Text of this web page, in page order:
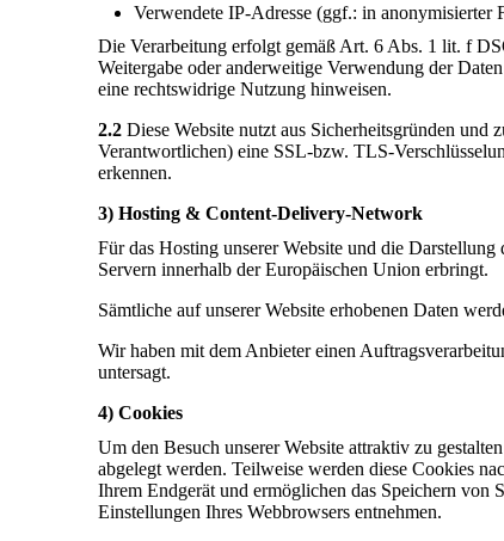
Verwendete IP-Adresse (ggf.: in anonymisierter
Die Verarbeitung erfolgt gemäß Art. 6 Abs. 1 lit. f
Weitergabe oder anderweitige Verwendung der
eine rechtswidrige Nutzung hinweisen.
2.2 Diese Website nutzt aus Sicherheitsgründen und
Verantwortlichen) eine SSL-bzw. TLS-
erkennen.
3) Hosting & Content-Delivery-Network
Für das Hosting unserer Website und die
Servern innerhalb der Europäischen Union erbringt.
Sämtliche auf unserer Website erhobenen Daten
Wir haben mit dem Anbieter einen
untersagt.
4) Cookies
Um den Besuch unserer Website attraktiv zu
abgelegt werden. Teilweise werden diese Cookies
Ihrem Endgerät und ermöglichen das Speichern von
Einstellungen Ihres Webbrowsers entnehmen.